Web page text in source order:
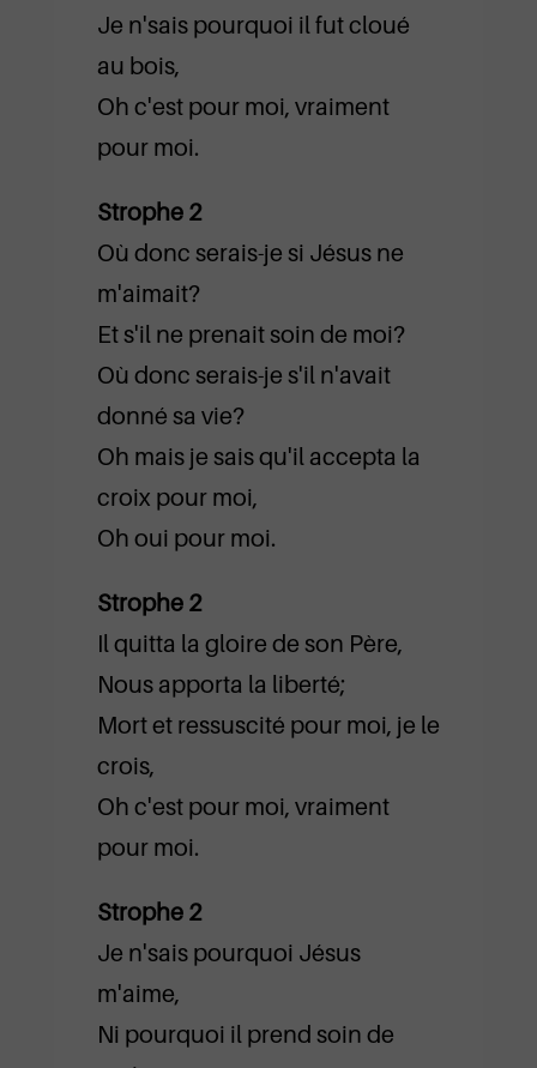
Je n'sais pourquoi il fut cloué
au bois,
Oh c'est pour moi, vraiment
pour moi.
Strophe 2
Où donc serais-je si Jésus ne
m'aimait?
Et s'il ne prenait soin de moi?
Où donc serais-je s'il n'avait
donné sa vie?
Oh mais je sais qu'il accepta la
croix pour moi,
Oh oui pour moi.
Strophe 2
Il quitta la gloire de son Père,
Nous apporta la liberté;
Mort et ressuscité pour moi, je le
crois,
Oh c'est pour moi, vraiment
pour moi.
Strophe 2
Je n'sais pourquoi Jésus
m'aime,
Ni pourquoi il prend soin de